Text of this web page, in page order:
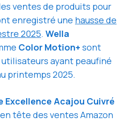
ventes de produits pour
enregistré une hausse de
2025. Wella
Color Motion+ sont
ayant peaufiné
printemps 2025.
Excellence Acajou Cuivré
tête des ventes Amazon